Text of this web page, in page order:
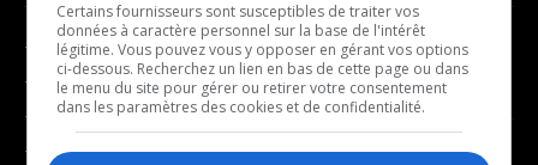
- Affaires municipales
- Communauté / Social
- Culture
- Économie
- Décompte franco
- Joué récemment
BALADOS
Certains fournisseurs sont susceptibles de traiter vos
données à caractère personnel sur la base de l'intérêt
légitime. Vous pouvez vous y opposer en gérant vos options
ci-dessous. Recherchez un lien en bas de cette page ou dans
le menu du site pour gérer ou retirer votre consentement
dans les paramètres des cookies et de confidentialité.